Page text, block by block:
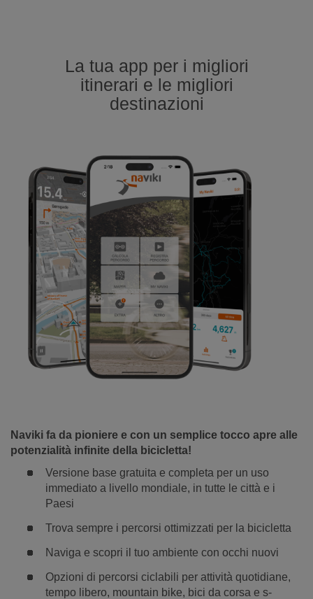
La tua app per i migliori
itinerari e le migliori
destinazioni
Naviki fa da pioniere e con un semplice tocco apre alle
potenzialità infinite della bicicletta!
Versione base gratuita e completa per un uso
immediato a livello mondiale, in tutte le città e i
Paesi
Trova sempre i percorsi ottimizzati per la bicicletta
Naviga e scopri il tuo ambiente con occhi nuovi
Opzioni di percorsi ciclabili per attività quotidiane,
tempo libero, mountain bike, bici da corsa e s-